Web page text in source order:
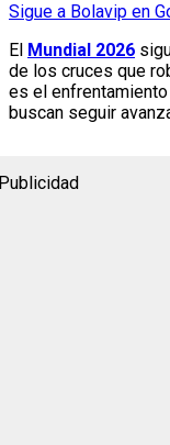
Sigue a Bolavip en
El Mundial 2026
de los cruces que
es el
buscan seguir